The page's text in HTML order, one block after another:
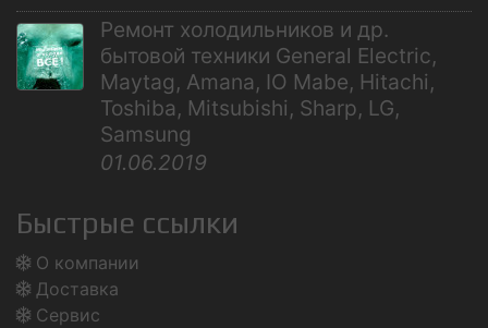
Ремонт холодильников и др.
бытовой техники General Electric,
Maytag, Amana, IO Mabe, Hitachi,
Toshiba, Mitsubishi, Sharp, LG,
Samsung
01.06.2019
Быстрые ссылки
О компании
Доставка
Сервис